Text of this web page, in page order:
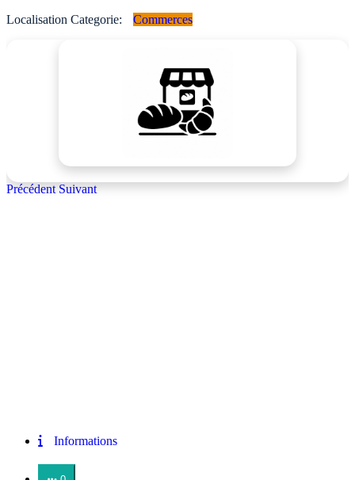
Localisation Categorie:
Commerces
Précédent Suivant
Informations